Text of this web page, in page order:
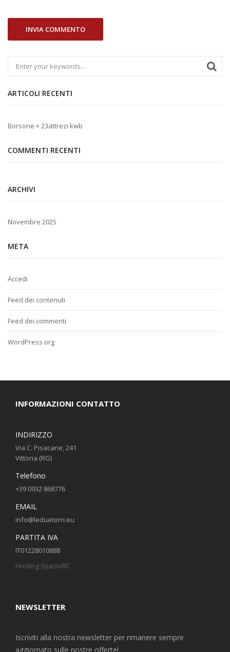
ARTICOLI RECENTI
Borsone + 23attrezi kwb
COMMENTI RECENTI
ARCHIVI
Novembre 2025
META
Accedi
Feed dei contenuti
Feed dei commenti
WordPress.org
INFORMAZIONI CONTATTO
INDIRIZZO
Via C. Pisacane, 241
Vittoria (RG)
Telefono
+39 0932 868776
EMAIL
info@leduetorri.eu
PARTITA IVA
IT01228010888
Hosting SpazioRC
NEWSLETTER
Iscriviti alla nostra newsletter per rimanere sempre
aggiornato sulle nostre offerte!